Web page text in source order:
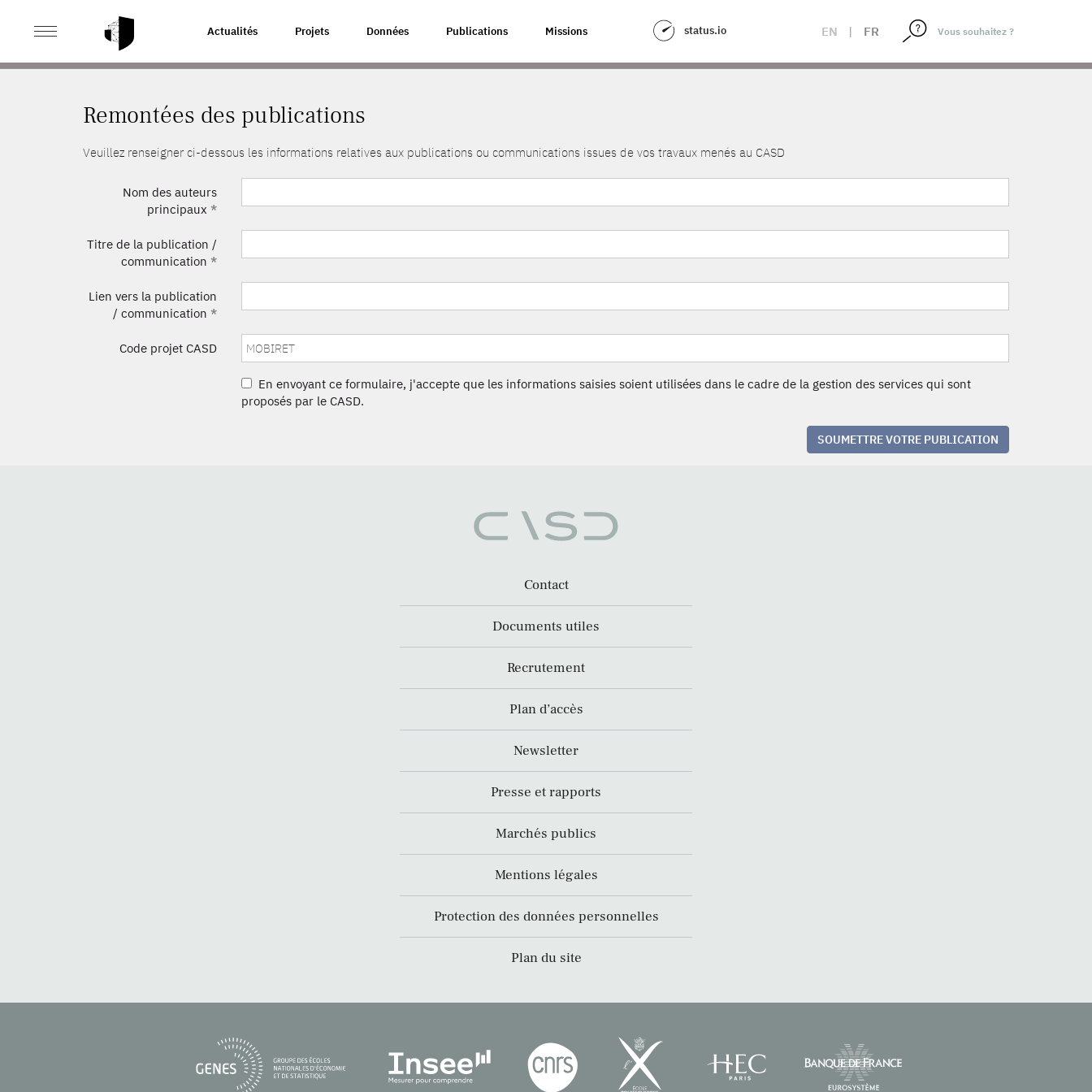
Actualités Projets Données Publications Missions status.io EN | FR
ACCUEIL REMONTÉES DES PUBLICATIONS
Remontées des publications
Veuillez renseigner ci-dessous les informations relatives aux publications ou communications issues de vos travaux menés au CASD
Nom des auteurs
principaux *
Titre de la publication /
communication *
Lien vers la publication
/ communication *
Code projet CASD
En envoyant ce formulaire, j'accepte que les informations saisies soient utilisées dans le cadre de la gestion des services qui sont
proposés par le CASD.
SOUMETTRE VOTRE PUBLICATION
Contact
Documents utiles
Recrutement
Plan d’accès
Newsletter
Presse et rapports
Marchés publics
Mentions légales
Protection des données personnelles
Plan du site